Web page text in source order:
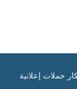
حملات إعلانية